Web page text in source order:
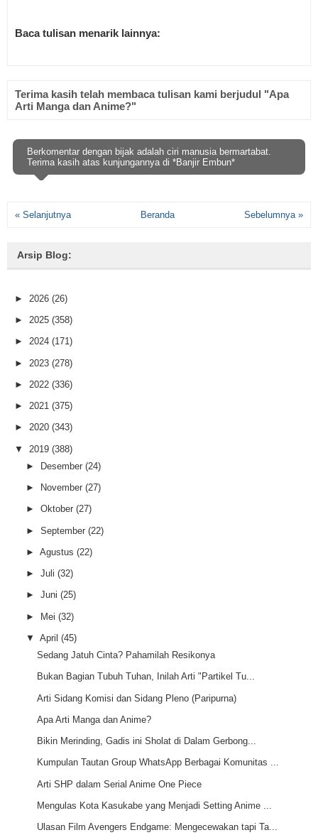
Baca tulisan menarik lainnya:
Terima kasih telah membaca tulisan kami berjudul "Apa
Arti Manga dan Anime?"
Berkomentar dengan bijak adalah ciri manusia bermartabat.
Terima kasih atas kunjungannya di *Banjir Embun*
« Selanjutnya Sebelumnya »
Beranda
Arsip Blog:
► 2026 (26)
► 2025 (358)
► 2024 (171)
► 2023 (278)
► 2022 (336)
► 2021 (375)
► 2020 (343)
▼ 2019 (388)
►
Desember (24)
► November (27)
► Oktober (27)
► September (22)
► Agustus (22)
► Juli (32)
► Juni (25)
► Mei (32)
▼ April (45)
Sedang Jatuh Cinta? Pahamilah Resikonya
Bukan Bagian Tubuh Tuhan, Inilah Arti "Partikel Tu...
Arti Sidang Komisi dan Sidang Pleno (Paripurna)
Apa Arti Manga dan Anime?
Bikin Merinding, Gadis ini Sholat di Dalam Gerbong...
Kumpulan Tautan Group WhatsApp Berbagai Komunitas ...
Arti SHP dalam Serial Anime One Piece
Mengulas Kota Kasukabe yang Menjadi Setting Anime ...
Ulasan Film Avengers Endgame: Mengecewakan tapi Ta...